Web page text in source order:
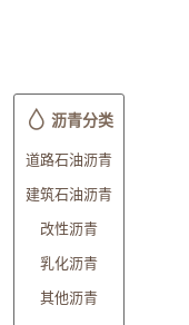
沥青分类
道路石油沥青
建筑石油沥青
改性沥青
乳化沥青
其他沥青